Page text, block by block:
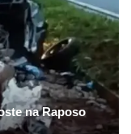
na Raposo